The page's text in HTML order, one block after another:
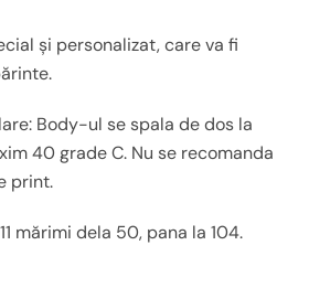
și personalizat, care va fi
Body-ul se spala de dos la
40 grade C. Nu se recomanda
print.
mărimi dela 50, pana la 104.